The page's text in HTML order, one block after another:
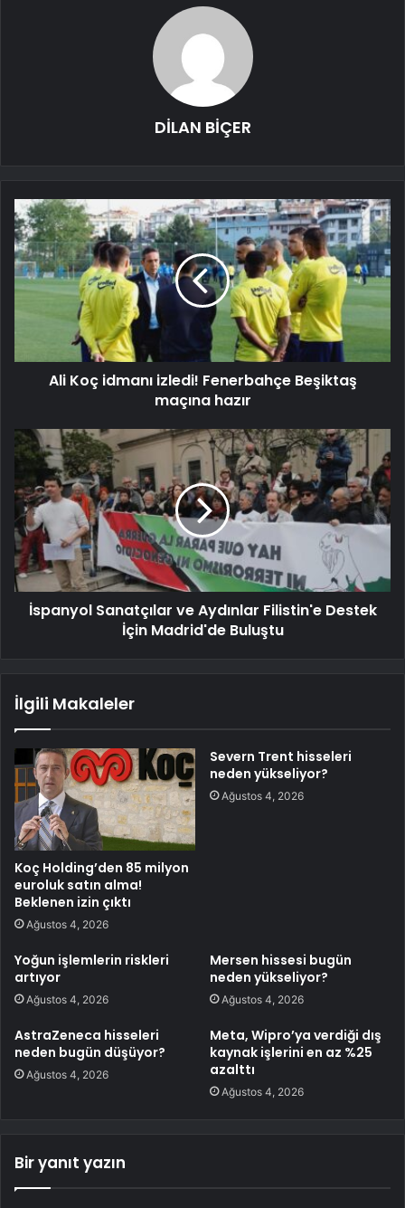
DİLAN BİÇER
Ali Koç idmanı izledi! Fenerbahçe Beşiktaş
maçına hazır
İspanyol Sanatçılar ve Aydınlar Filistin'e Destek
İçin Madrid'de Buluştu
İlgili Makaleler
Koç Holding’den 85 milyon
euroluk satın alma!
Beklenen izin çıktı
Ağustos 4, 2026
Severn Trent hisseleri
neden yükseliyor?
Ağustos 4, 2026
Yoğun işlemlerin riskleri
artıyor
Ağustos 4, 2026
Mersen hissesi bugün
neden yükseliyor?
Ağustos 4, 2026
AstraZeneca hisseleri
neden bugün düşüyor?
Ağustos 4, 2026
Meta, Wipro’ya verdiği dış
kaynak işlerini en az %25
azalttı
Ağustos 4, 2026
Bir yanıt yazın